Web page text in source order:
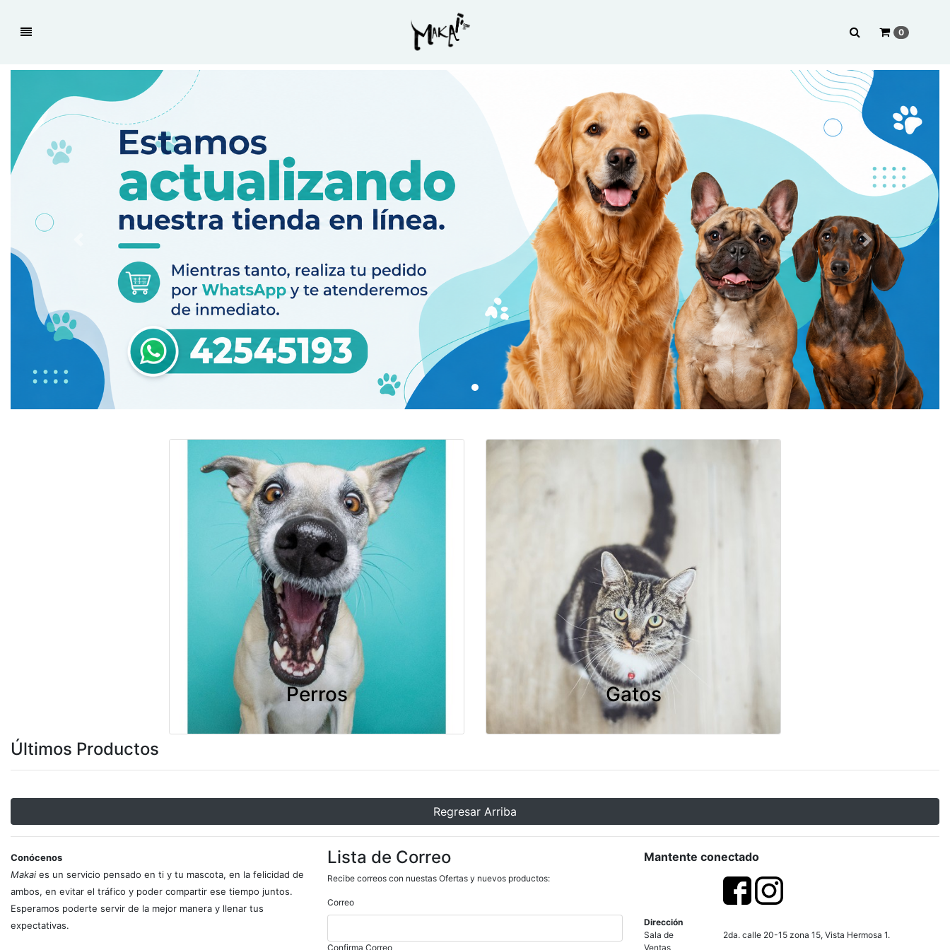
0
Previous Next
Perros Gatos
Últimos Productos
Regresar Arriba
Conócenos
Makai es un servicio pensado en ti y tu mascota, en la felicidad de
ambos, en evitar el tráfico y poder compartir ese tiempo juntos.
Esperamos poderte servir de la mejor manera y llenar tus
expectativas.
Lista de Correo
Recibe correos con nuestas Ofertas y nuevos productos:
Correo
Confirma Correo
Mantente conectado
Dirección
Sala de
Ventas
2da. calle 20-15 zona 15, Vista Hermosa 1.